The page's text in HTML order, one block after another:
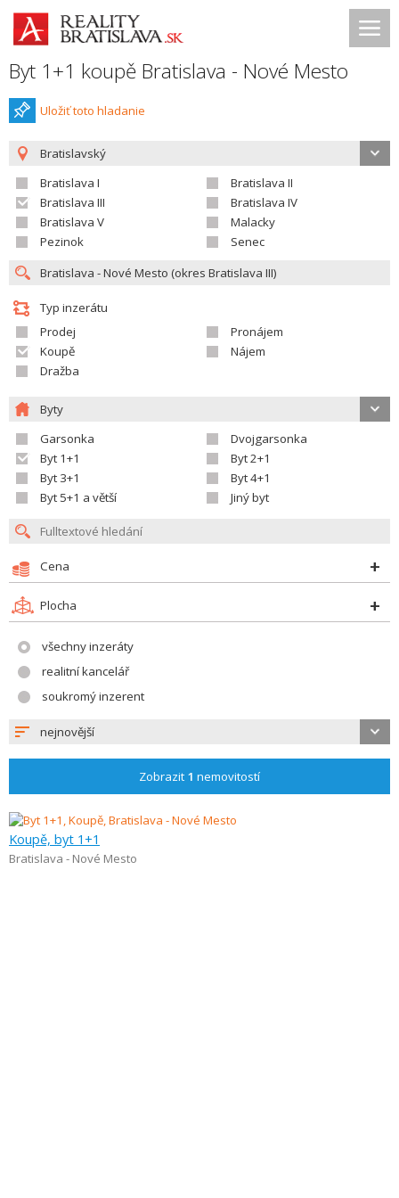
Byt 1+1 koupě Bratislava - Nové Mesto
Uložiť toto hladanie
Bratislavský
Bratislava I
Bratislava II
Bratislava III
Bratislava IV
Bratislava V
Malacky
Pezinok
Senec
Typ inzerátu
Prodej
Pronájem
Koupě
Nájem
Dražba
Byty
Garsonka
Dvojgarsonka
Byt 1+1
Byt 2+1
Byt 3+1
Byt 4+1
Byt 5+1 a větší
Jiný byt
Cena
Plocha
všechny inzeráty
realitní kancelář
soukromý inzerent
nejnovější
Zobrazit 1 nemovitostí
Koupě, byt 1+1
Bratislava - Nové Mesto